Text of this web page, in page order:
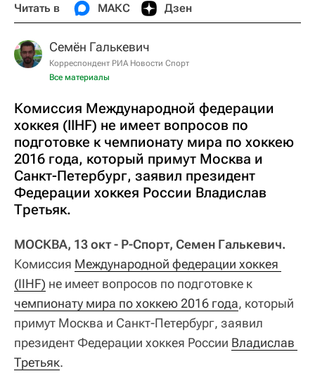
Читать в МАКС Дзен
Семён Галькевич
Корреспондент РИА Новости Спорт
Все материалы
Комиссия Международной федерации
хоккея (IIHF) не имеет вопросов по
подготовке к чемпионату мира по хоккею
2016 года, который примут Москва и
Санкт-Петербург, заявил президент
Федерации хоккея России Владислав
Третьяк.
МОСКВА, 13 окт - Р-Спорт, Семен Галькевич.
Комиссия Международной федерации хоккея
(IIHF) не имеет вопросов по подготовке к
чемпионату мира по хоккею 2016 года, который
примут Москва и Санкт-Петербург, заявил
президент Федерации хоккея России Владислав
Третьяк.